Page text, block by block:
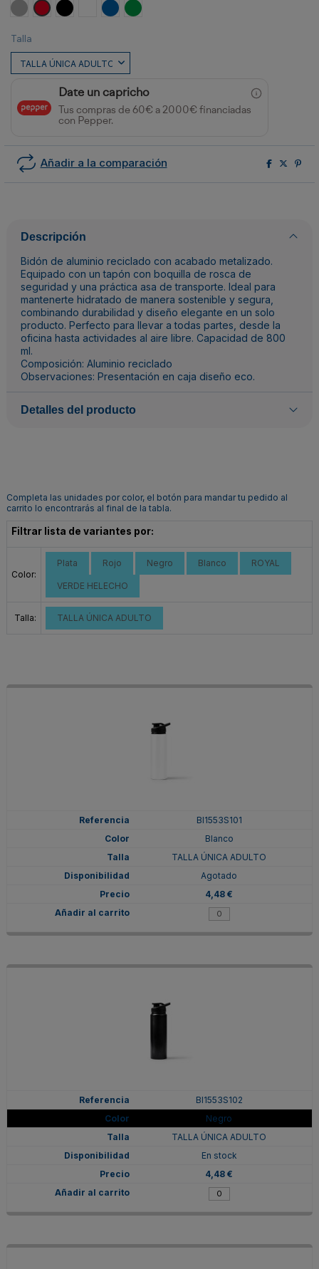
Plata Rojo Negro Blanco ROYAL VERDE HELECHO
Talla
Date un capricho
Tus compras de 60€ a 2000€ financiadas
con Pepper.
Añadir a la comparación
Descripción
Bidón de aluminio reciclado con acabado metalizado.
Equipado con un tapón con boquilla de rosca de
seguridad y una práctica asa de transporte. Ideal para
mantenerte hidratado de manera sostenible y segura,
combinando durabilidad y diseño elegante en un solo
producto. Perfecto para llevar a todas partes, desde la
oficina hasta actividades al aire libre. Capacidad de 800
ml.
Composición: Aluminio reciclado
Observaciones: Presentación en caja diseño eco.
Detalles del producto
Completa las unidades por color, el botón para mandar tu pedido al
carrito lo encontrarás al final de la tabla.
Filtrar lista de variantes por:
Color:
Plata Rojo Negro Blanco ROYAL
VERDE HELECHO
Talla: TALLA ÚNICA ADULTO
BI1553S101
Blanco
TALLA ÚNICA ADULTO
Agotado
4,48 €
BI1553S102
Negro
TALLA ÚNICA ADULTO
En stock
4,48 €